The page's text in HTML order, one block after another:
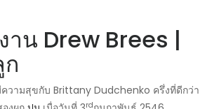
าน Drew Brees |
วามสุขกับ Brittany Dudchenko ครึ่งที่ดีกว่า
rd